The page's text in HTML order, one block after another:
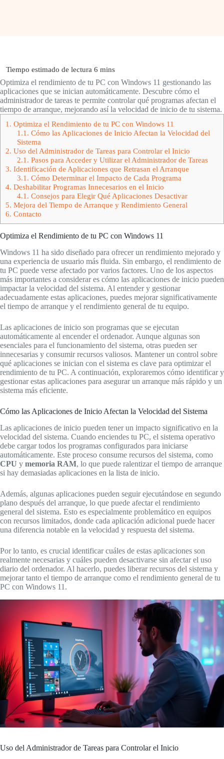
Optimiza el rendimiento de tu PC con Windows 11 gestionando las
aplicaciones que se inician automáticamente. Descubre cómo el
administrador de tareas te permite controlar qué programas afectan el
tiempo de arranque, mejorando así la velocidad de inicio de tu sistema.
1. Optimiza el Rendimiento de tu PC con Windows 11
1.1. Cómo las Aplicaciones de Inicio Afectan la Velocidad del
Sistema
2. Uso del Administrador de Tareas para Controlar el Inicio
2.1. Pasos para Acceder y Utilizar el Administrador de Tareas
3. Identificación de Aplicaciones que Retrasan el Arranque
3.1. Cómo Determinar el Impacto de Cada Programa
4. Deshabilitar Programas Innecesarios en el Inicio
4.1. Consejos para Elegir Qué Aplicaciones Desactivar
5. Mejora del Tiempo de Arranque y Rendimiento General
6. Contacto
Optimiza el Rendimiento de tu PC con Windows 11
Windows 11 ha sido diseñado para ofrecer un rendimiento mejorado y
una experiencia de usuario más fluida. Sin embargo, el rendimiento de
tu PC puede verse afectado por varios factores. Uno de los aspectos
más importantes a considerar es cómo las aplicaciones de inicio pueden
impactar la velocidad del sistema. Al entender y gestionar
adecuadamente estas aplicaciones, puedes mejorar significativamente
el tiempo de arranque y el rendimiento general de tu equipo.
Las aplicaciones de inicio son programas que se ejecutan
automáticamente al encender el ordenador. Aunque algunas son
esenciales para el funcionamiento del sistema, otras pueden ser
innecesarias y consumir recursos valiosos. Mantener un control sobre
qué aplicaciones se inician con el sistema es clave para optimizar el
rendimiento de tu PC. A continuación, exploraremos cómo identificar y
gestionar estas aplicaciones para asegurar un arranque más rápido y un
sistema más eficiente.
Cómo las Aplicaciones de Inicio Afectan la Velocidad del Sistema
Las aplicaciones de inicio pueden tener un impacto significativo en la
velocidad del sistema. Cuando enciendes tu PC, el sistema operativo
debe cargar todos los programas configurados para iniciarse
automáticamente. Este proceso consume recursos del sistema, como
CPU y memoria RAM, lo que puede ralentizar el tiempo de arranque
si hay demasiadas aplicaciones en la lista de inicio.
Además, algunas aplicaciones pueden seguir ejecutándose en segundo
plano después del arranque, lo que puede afectar el rendimiento
general del sistema. Esto es especialmente problemático en equipos
con recursos limitados, donde cada aplicación adicional puede hacer
una diferencia notable en la velocidad y respuesta del sistema.
Por lo tanto, es crucial identificar cuáles de estas aplicaciones son
realmente necesarias y cuáles pueden desactivarse sin afectar el uso
diario del ordenador. Al hacerlo, puedes liberar recursos del sistema y
mejorar tanto el tiempo de arranque como el rendimiento general de tu
PC con Windows 11.
Uso del Administrador de Tareas para Controlar el Inicio